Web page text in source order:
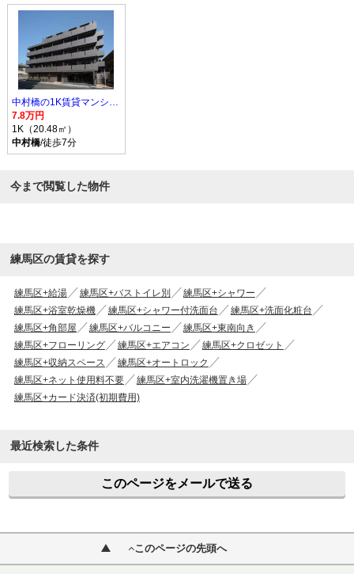
中村橋の1K賃貸マンション
7.8万円
1K（20.48㎡）
中村橋/徒歩7分
今まで閲覧した物件
練馬区の賃貸を探す
練馬区+給湯 練馬区+バストイレ別
練馬区+シャワー
練馬区+浴室乾燥機
練馬区+シャワー付洗面台
練馬区+洗面化粧台
練馬区+角部屋
練馬区+バルコニー
練馬区+東南向き
練馬区+フローリング
練馬区+エアコン
練馬区+クロゼット
練馬区+収納スペース
練馬区+オートロック
練馬区+ネット使用料不要
練馬区+室内洗濯機置き場
練馬区+カード決済(初期費用)
最近検索した条件
このページをメールで送る
このページの先頭へ